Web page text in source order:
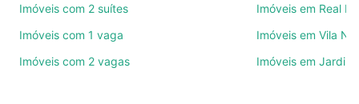
ruas, bairros e até condomínios favoritos. Você
também pode usar os filtros como quantidade de
combinar perfeitamente com o preço, metragem e
Imóveis com 2 suítes
Imóveis com 1 vaga
Imóveis com 2 vagas
Imóveis em Real
Imóveis em Vila
Imóveis em Jardim